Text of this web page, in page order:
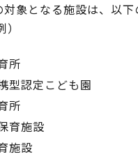
象となる施設は、以下
所
型認定こども園
所
育施設
施設